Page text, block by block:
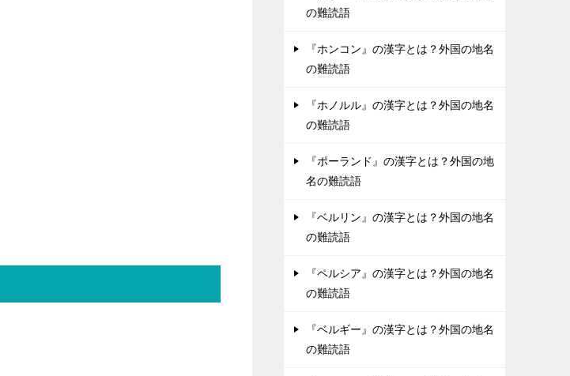
の難読語
『ホンコン』の漢字とは？外国の地名
の難読語
『ホノルル』の漢字とは？外国の地名
の難読語
『ポーランド』の漢字とは？外国の地
名の難読語
『ベルリン』の漢字とは？外国の地名
の難読語
『ペルシア』の漢字とは？外国の地名
の難読語
『ベルギー』の漢字とは？外国の地名
の難読語